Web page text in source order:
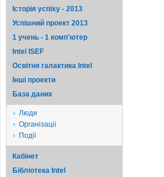
Історія успіху - 2013
Успішний проект 2013
1 учень - 1 комп'ютер
Intel ISEF
Освітня галактика Intel
Iншi проекти
База даних
Люди
Організації
Події
Кабінет
Бібліотека Intel